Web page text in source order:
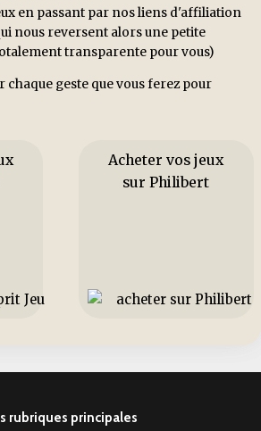
en passant par nos liens d'affiliation
nous reversent alors une petite
transparente pour vous)
geste que vous ferez pour
Acheter vos jeux
sur Philibert
rubriques principales